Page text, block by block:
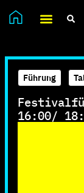
Führung
16:00/